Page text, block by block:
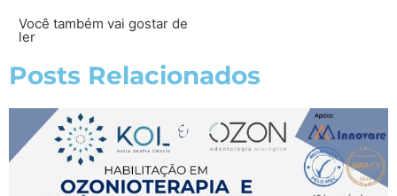
Você também vai gostar de
ler
Posts Relacionados